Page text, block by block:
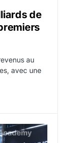
de
au
avec une
de fonds